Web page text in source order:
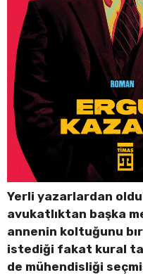
Yerli yazarlardan
avukatlıktan başka
annenin koltuğunu
istediği fakat kural
de mühendisliği